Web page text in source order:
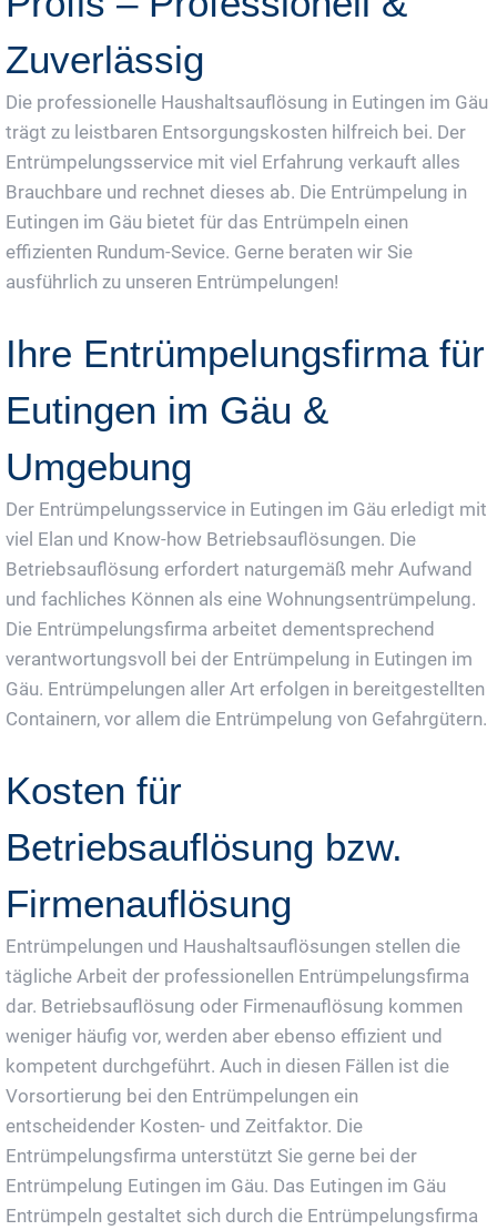
Zuverlässig
Die professionelle Haushaltsauflösung in Eutingen im Gäu
trägt zu leistbaren Entsorgungskosten hilfreich bei. Der
Entrümpelungsservice mit viel Erfahrung verkauft alles
Brauchbare und rechnet dieses ab. Die Entrümpelung in
Eutingen im Gäu bietet für das Entrümpeln einen
effizienten Rundum-Sevice. Gerne beraten wir Sie
ausführlich zu unseren Entrümpelungen!
Ihre Entrümpelungsfirma für
Eutingen im Gäu &
Umgebung
Der Entrümpelungsservice in Eutingen im Gäu erledigt mit
viel Elan und Know-how Betriebsauflösungen. Die
Betriebsauflösung erfordert naturgemäß mehr Aufwand
und fachliches Können als eine Wohnungsentrümpelung.
Die Entrümpelungsfirma arbeitet dementsprechend
verantwortungsvoll bei der Entrümpelung in Eutingen im
Gäu. Entrümpelungen aller Art erfolgen in bereitgestellten
Containern, vor allem die Entrümpelung von Gefahrgütern.
Kosten für
Betriebsauflösung bzw.
Firmenauflösung
Entrümpelungen und Haushaltsauflösungen stellen die
tägliche Arbeit der professionellen Entrümpelungsfirma
dar. Betriebsauflösung oder Firmenauflösung kommen
weniger häufig vor, werden aber ebenso effizient und
kompetent durchgeführt. Auch in diesen Fällen ist die
Vorsortierung bei den Entrümpelungen ein
entscheidender Kosten- und Zeitfaktor. Die
Entrümpelungsfirma unterstützt Sie gerne bei der
Entrümpelung Eutingen im Gäu. Das Eutingen im Gäu
Entrümpeln gestaltet sich durch die Entrümpelungsfirma